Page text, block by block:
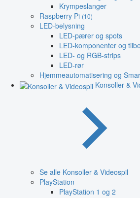
Krympeslanger
Raspberry Pi (10)
LED-belysning
LED-pærer og spots
LED-komponenter og
LED- og RGB-strips
LED-rør
Hjemmeautomatisering og
Konsoller &
Se alle Konsoller & Videospil
PlayStation
PlayStation 1 og 2